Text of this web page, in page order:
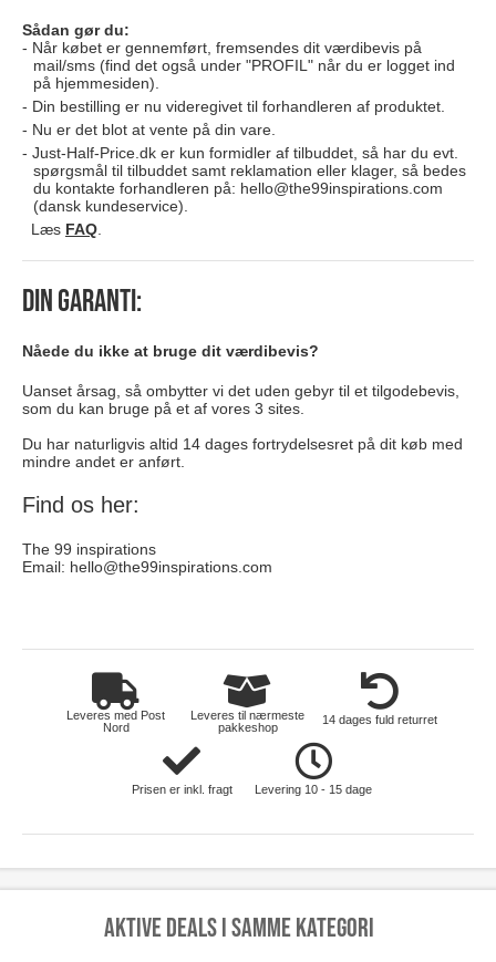
Sådan gør du:
Når købet er gennemført, fremsendes dit værdibevis på
mail/sms (find det også under "PROFIL" når du er logget ind
på hjemmesiden).
Din bestilling er nu videregivet til forhandleren af produktet.
Nu er det blot at vente på din vare.
Just-Half-Price.dk er kun formidler af tilbuddet, så har du evt.
spørgsmål til tilbuddet samt reklamation eller klager, så bedes
du kontakte forhandleren på: hello@the99inspirations.com
(dansk kundeservice).
Læs FAQ.
Din garanti:
Nåede du ikke at bruge dit værdibevis?
Uanset årsag, så ombytter vi det uden gebyr til et tilgodebevis,
som du kan bruge på et af vores 3 sites.
Du har naturligvis altid 14 dages fortrydelsesret på dit køb med
mindre andet er anført.
Find os her:
The 99 inspirations
Email: hello@the99inspirations.com
Leveres med Post
Nord
Leveres til nærmeste
pakkeshop
14 dages fuld returret
Prisen er inkl. fragt Levering 10 - 15 dage
Aktive deals i samme kategori